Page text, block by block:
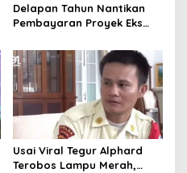
Delapan Tahun Nantikan
Pembayaran Proyek Eks
Tasikmalaya Akui Merugi 3,9
Miliar
Usai Viral Tegur Alphard
Terobos Lampu Merah,